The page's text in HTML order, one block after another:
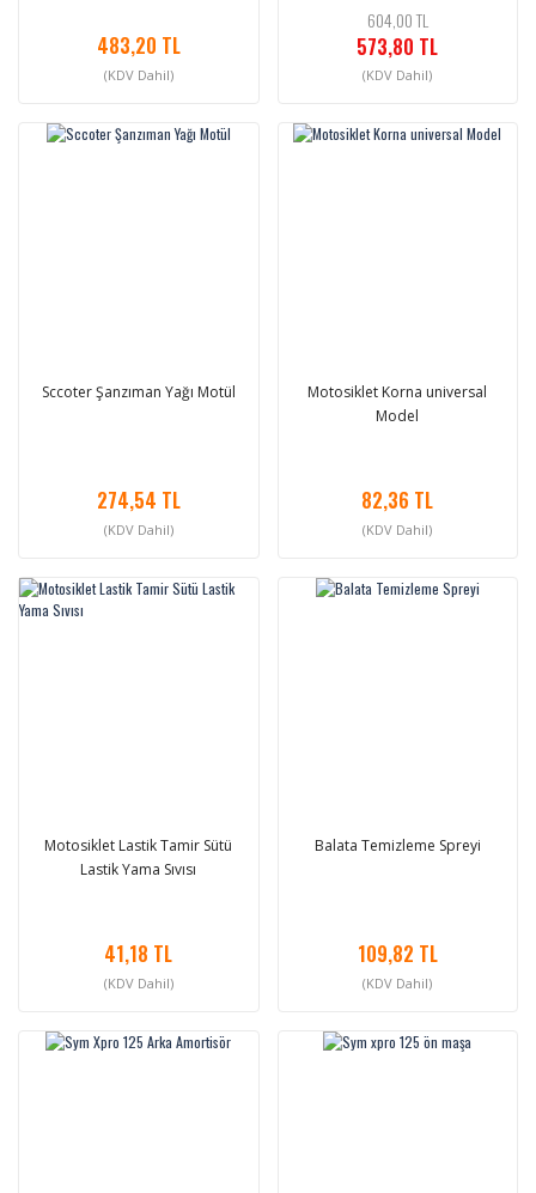
483,20 TL
(KDV Dahil)
604,00 TL
573,80 TL
(KDV Dahil)
Sccoter Şanzıman Yağı Motül
274,54 TL
(KDV Dahil)
Motosiklet Korna universal
Model
82,36 TL
(KDV Dahil)
Motosiklet Lastik Tamir Sütü
Lastik Yama Sıvısı
41,18 TL
(KDV Dahil)
Balata Temizleme Spreyi
109,82 TL
(KDV Dahil)